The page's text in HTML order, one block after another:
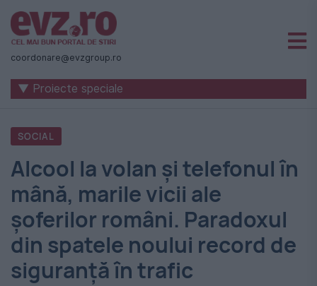
Știri
naționale
internaționale
România
-
Evenimentul
Zilei
coordonare@evzgroup.ro
▼ Proiecte speciale
SOCIAL
Alcool la volan și telefonul în
mână, marile vicii ale
șoferilor români. Paradoxul
din spatele noului record de
siguranță în trafic